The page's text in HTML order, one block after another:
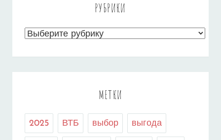
РУБРИКИ
Рубрики
МЕТКИ
2025 ВТБ выбор выгода